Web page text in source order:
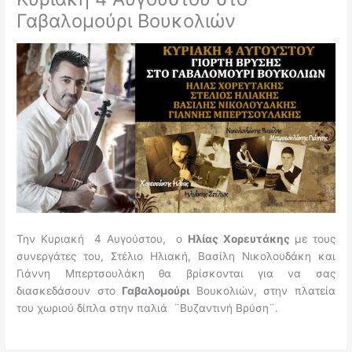
Γαβαλομούρι Βουκολιών
Την Κυριακή 4 Αυγούστου, ο Ηλίας Χορευτάκης με τους
συνεργάτες του, Στέλιο Ηλιακή, Βασίλη Νικολουδάκη και
Γιάννη Μπερτσουλάκη θα βρίσκονται για να σας
διασκεδάσουν στο ΓαβαλομούριΒουκολιών, στην πλατεία
του χωριού δίπλα στην παλιά ¨Βυζαντινή Βρύση¨.